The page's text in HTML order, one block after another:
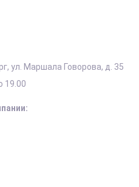
, ул. Маршала Говорова, д. 35
19.00